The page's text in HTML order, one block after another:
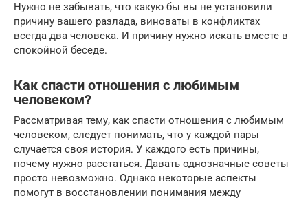
Нужно не забывать, что какую бы вы не установили
причину вашего разлада, виноваты в конфликтах
всегда два человека. И причину нужно искать вместе в
спокойной беседе.
Как спасти отношения с любимым
человеком?
Рассматривая тему, как спасти отношения с любимым
человеком, следует понимать, что у каждой пары
случается своя история. У каждого есть причины,
почему нужно расстаться. Давать однозначные советы
просто невозможно. Однако некоторые аспекты
помогут в восстановлении понимания между